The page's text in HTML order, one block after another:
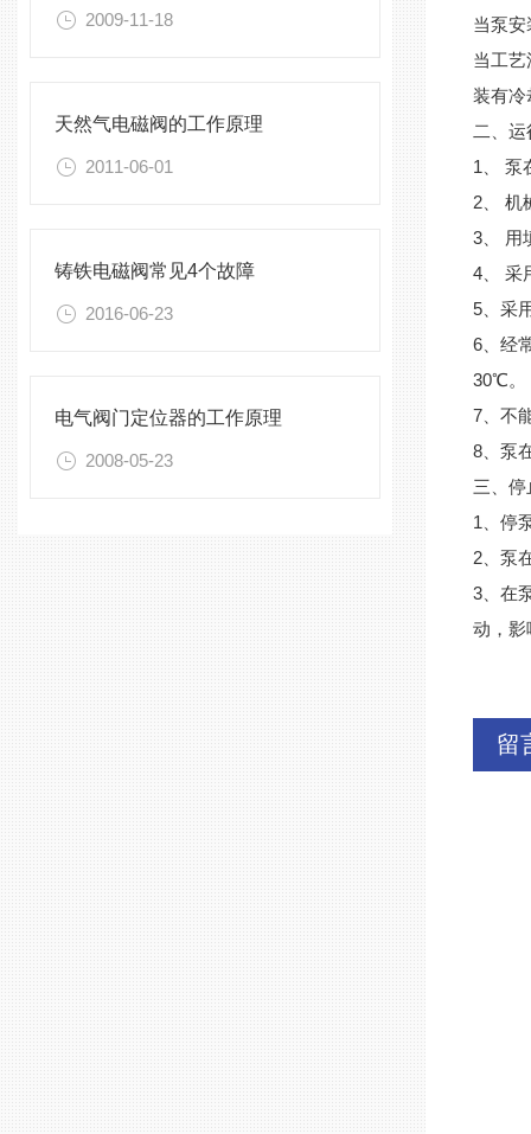
2009-11-18
天然气电磁阀的工作原理
2011-06-01
铸铁电磁阀常见4个故障
2016-06-23
电气阀门定位器的工作原理
2008-05-23
当泵
当工
装有冷
二、运
1、 泵
2、 机
3、 用
4、 采
5、采
6、经
30℃。
7、不
8、泵
三、停
1、停
2、泵
3、在
动，影
留